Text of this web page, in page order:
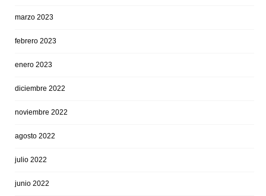
marzo 2023
febrero 2023
enero 2023
diciembre 2022
noviembre 2022
agosto 2022
julio 2022
junio 2022